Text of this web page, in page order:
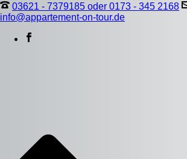
03621 - 7379185 oder 0173 - 345 2168
info@appartement-on-tour.de